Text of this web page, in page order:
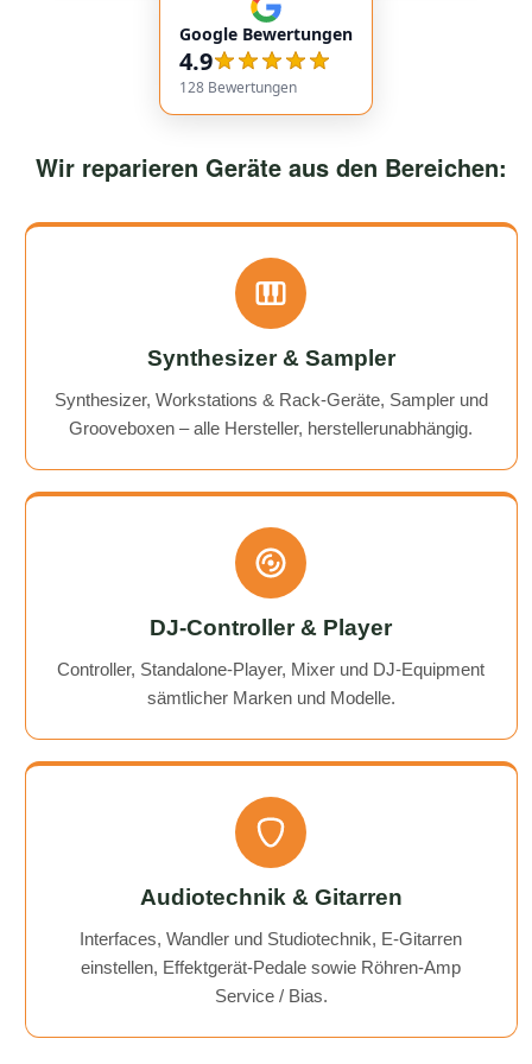
communication. Responses came very quickly, and the
service overall was extremely friendly and reliable.
Highly recommended!
Google Bewertungen
4.9
128 Bewertungen
Wir reparieren Geräte aus den Bereichen:
Synthesizer & Sampler
Synthesizer, Workstations & Rack-Geräte, Sampler und
Grooveboxen – alle Hersteller, herstellerunabhängig.
DJ-Controller & Player
Controller, Standalone-Player, Mixer und DJ-Equipment
sämtlicher Marken und Modelle.
Audiotechnik & Gitarren
Interfaces, Wandler und Studiotechnik, E-Gitarren
einstellen, Effektgerät-Pedale sowie Röhren-Amp
Service / Bias.